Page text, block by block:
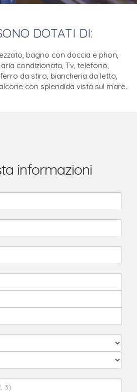
DOTATI DI:
bagno con doccia e phon,
condizionata, Tv, telefono,
da stiro, biancheria da letto,
con splendida vista sul mare.
informazioni